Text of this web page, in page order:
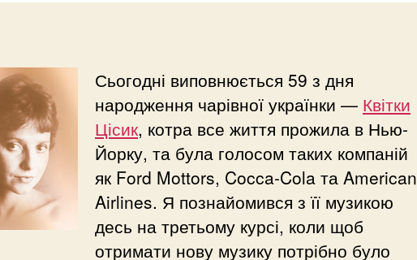
Сьогодні виповнюється 59 з дня
народження чарівної українки — Квітки
Цісик, котра все життя прожила в Нью-
Йорку, та була голосом таких компаній
як Ford Mottors, Cocca-Cola та American
Airlines. Я познайомився з її музикою
десь на третьому курсі, коли щоб
отримати нову музику потрібно було